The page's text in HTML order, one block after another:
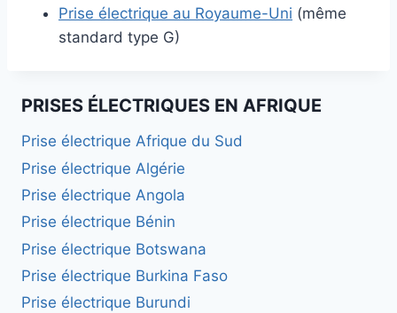
Prise électrique au Royaume-Uni (même
standard type G)
PRISES ÉLECTRIQUES EN AFRIQUE
Prise électrique Afrique du Sud
Prise électrique Algérie
Prise électrique Angola
Prise électrique Bénin
Prise électrique Botswana
Prise électrique Burkina Faso
Prise électrique Burundi